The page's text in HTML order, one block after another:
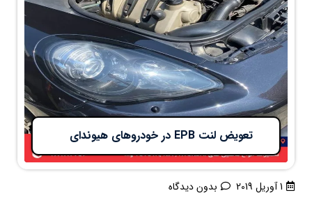
تعویض لنت EPB در خودروهای هیوندای
1 آوریل 2019 بدون دیدگاه